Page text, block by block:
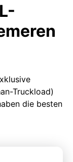
Truckload)
die besten